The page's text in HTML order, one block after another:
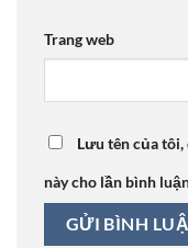
Trang web
Lưu tên của
này cho lần bình